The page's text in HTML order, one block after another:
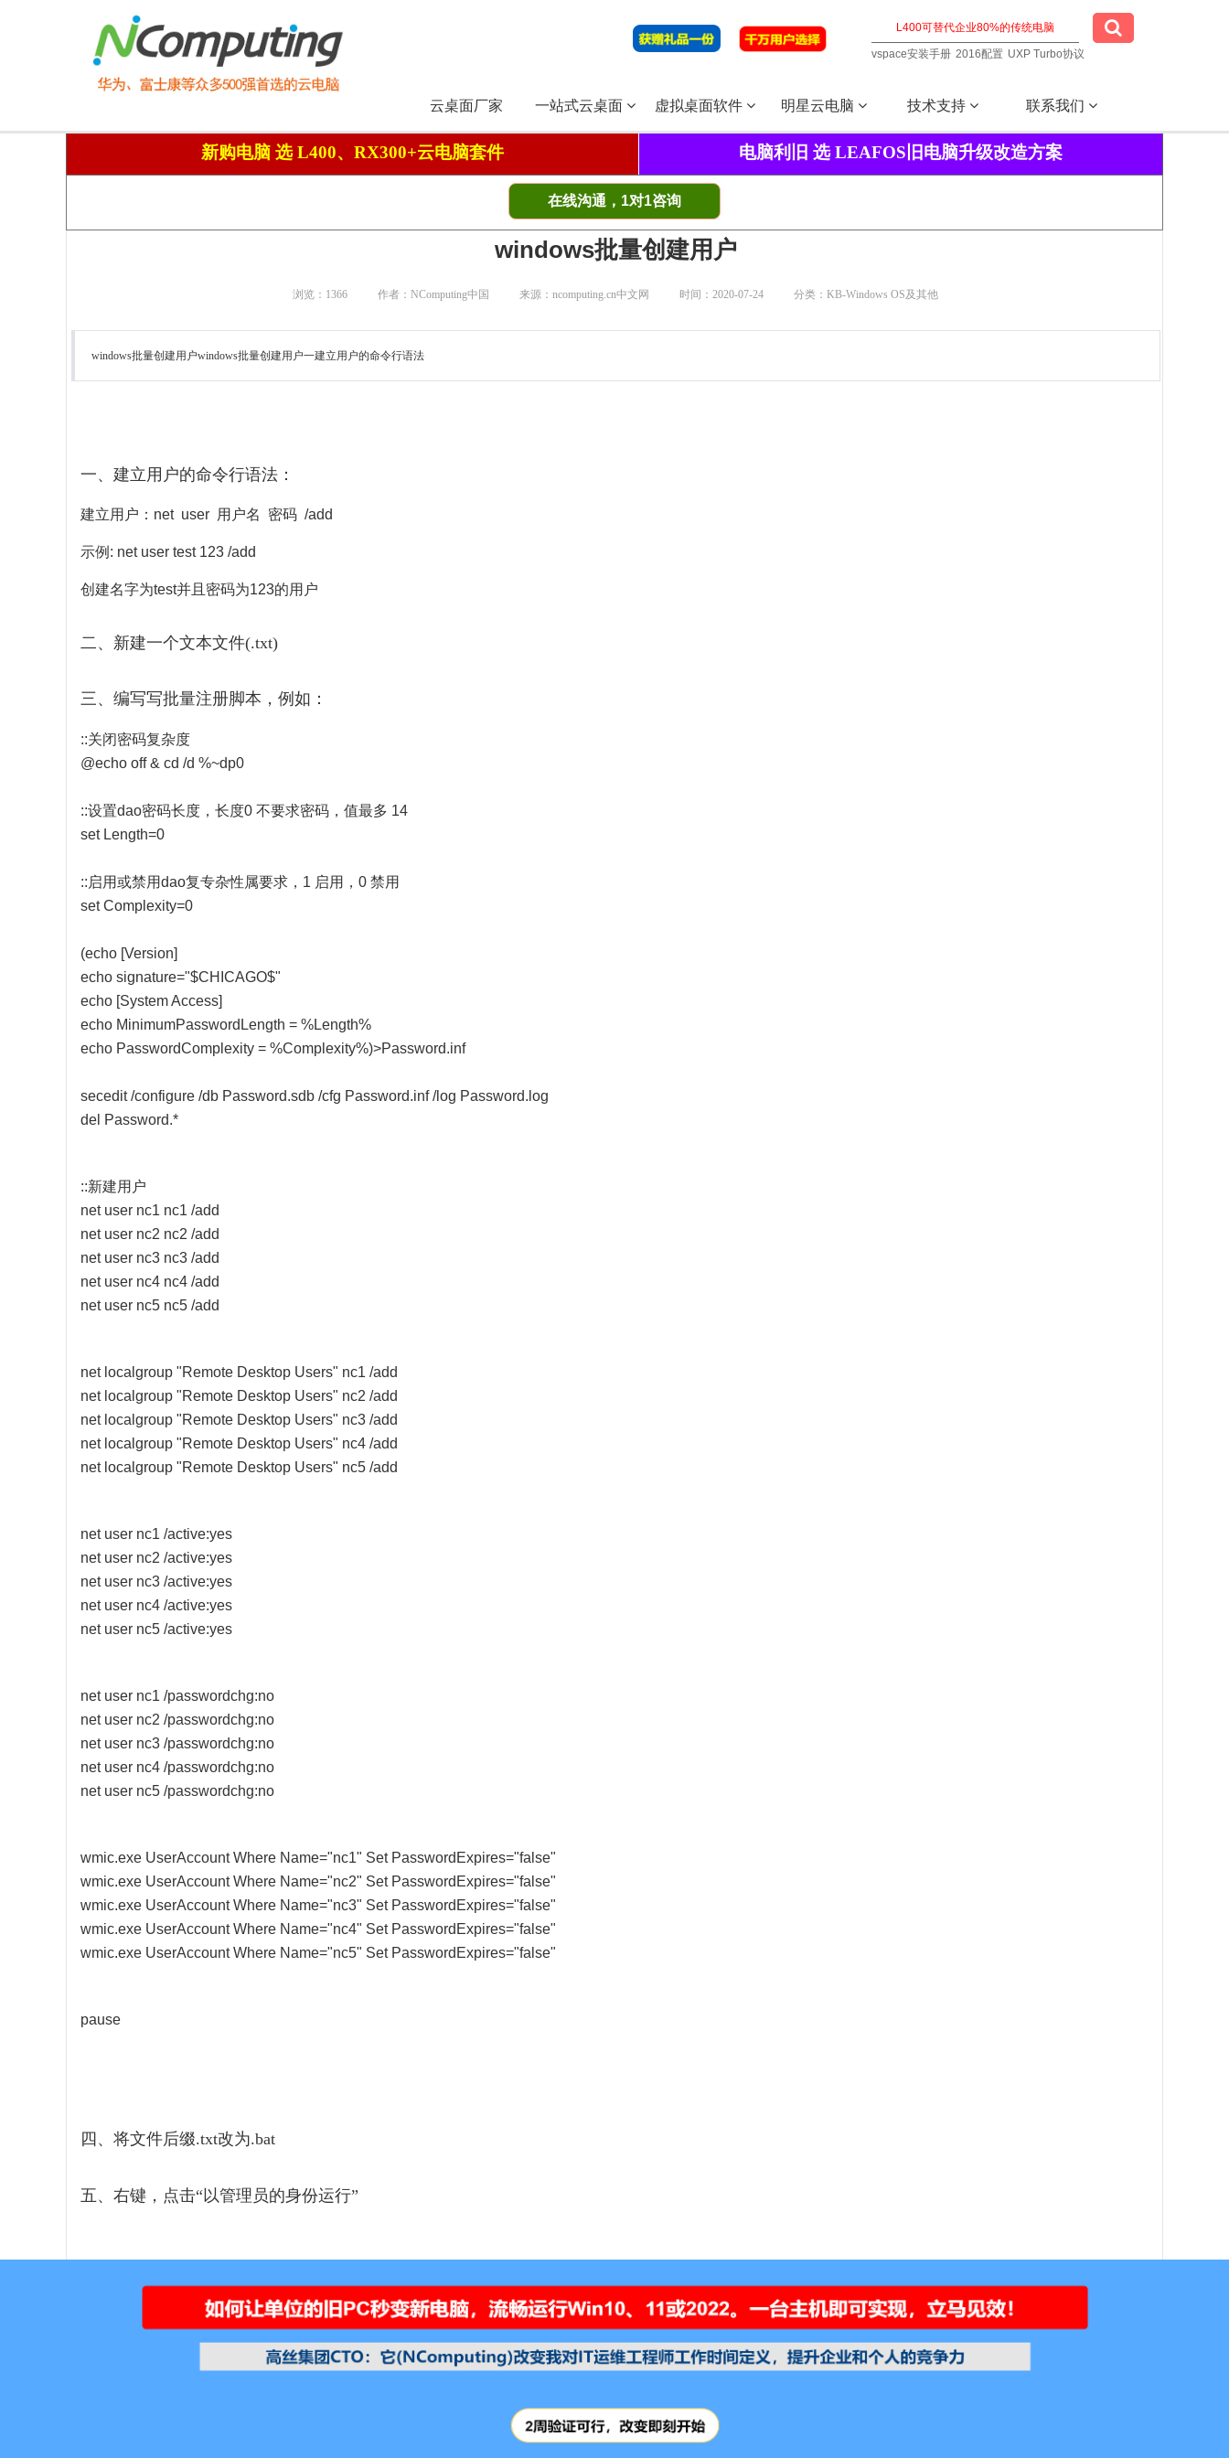
vspace安装手册 2016配置 UXP Turbo协议
云桌面厂家 一站式云桌面 虚拟桌面软件 明星云电脑 技术支持 联系我们
新购电脑 选 L400、RX300+云电脑套件 电脑利旧 选 LEAFOS旧电脑升级改造方案
在线沟通，1对1咨询
windows批量创建用户
浏览： 1366 作者：NComputing中国 来源：ncomputing.cn中文网 时间：2020-07-24 分类：KB-Windows OS及其他
windows批量创建用户windows批量创建用户一建立用户的命令行语法
一、建立用户的命令行语法：
建立用户：net user 用户名 密码 /add
示例: net user test 123 /add
创建名字为test并且密码为123的用户
二、新建一个文本文件(.txt)
三、编写写批量注册脚本，例如：
::关闭密码复杂度
@echo off & cd /d %~dp0
::设置dao密码长度，长度0 不要求密码，值最多 14
set Length=0
::启用或禁用dao复专杂性属要求，1 启用，0 禁用
set Complexity=0
(echo [Version]
echo signature="$CHICAGO$"
echo [System Access]
echo MinimumPasswordLength = %Length%
echo PasswordComplexity = %Complexity%)>Password.inf
secedit /configure /db Password.sdb /cfg Password.inf /log Password.log
del Password.*
::新建用户
net user nc1 nc1 /add
net user nc2 nc2 /add
net user nc3 nc3 /add
net user nc4 nc4 /add
net user nc5 nc5 /add
net localgroup "Remote Desktop Users" nc1 /add
net localgroup "Remote Desktop Users" nc2 /add
net localgroup "Remote Desktop Users" nc3 /add
net localgroup "Remote Desktop Users" nc4 /add
net localgroup "Remote Desktop Users" nc5 /add
net user nc1 /active:yes
net user nc2 /active:yes
net user nc3 /active:yes
net user nc4 /active:yes
net user nc5 /active:yes
net user nc1 /passwordchg:no
net user nc2 /passwordchg:no
net user nc3 /passwordchg:no
net user nc4 /passwordchg:no
net user nc5 /passwordchg:no
wmic.exe UserAccount Where Name="nc1" Set PasswordExpires="false"
wmic.exe UserAccount Where Name="nc2" Set PasswordExpires="false"
wmic.exe UserAccount Where Name="nc3" Set PasswordExpires="false"
wmic.exe UserAccount Where Name="nc4" Set PasswordExpires="false"
wmic.exe UserAccount Where Name="nc5" Set PasswordExpires="false"
pause
四、将文件后缀.txt改为.bat
五、右键，点击“以管理员的身份运行”